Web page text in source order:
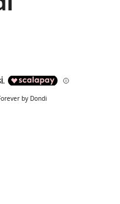
by Dondi